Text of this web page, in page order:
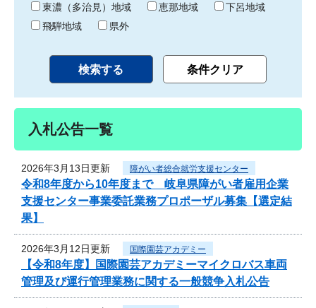
東濃（多治見）地域
恵那地域
下呂地域
飛騨地域
県外
入札公告一覧
2026年3月13日更新 障がい者総合就労支援センター
令和8年度から10年度まで 岐阜県障がい者雇用企業
支援センター事業委託業務プロポーザル募集【選定結
果】
2026年3月12日更新 国際園芸アカデミー
【令和8年度】国際園芸アカデミーマイクロバス車両
管理及び運行管理業務に関する一般競争入札公告